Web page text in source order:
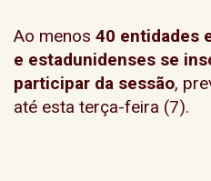
Ao menos 40 entidades
e estadunidenses se
participar da sessão,
até esta terça-feira (7).